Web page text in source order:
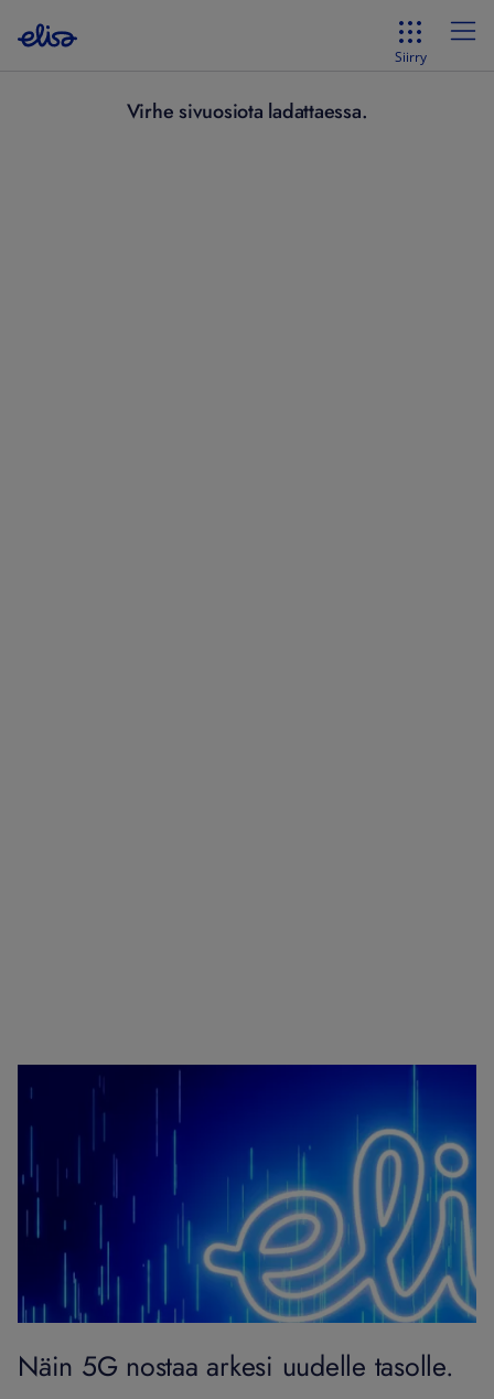
Siirry
Virhe sivuosiota ladattaessa.
Näin 5G nostaa arkesi uudelle tasolle.